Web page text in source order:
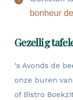
bonheur
Gezellig
‘s Avonds de
onze buren
of Bistro